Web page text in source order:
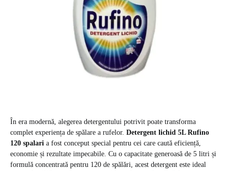
În era modernă, alegerea detergentului potrivit poate transforma
complet experiența de spălare a rufelor. Detergent lichid 5L Rufino
120 spalari a fost conceput special pentru cei care caută eficiență,
economie și rezultate impecabile. Cu o capacitate generoasă de 5 litri și
formulă concentrată pentru 120 de spălări, acest detergent este ideal